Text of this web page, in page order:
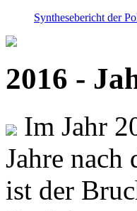
Synthesebericht der
2016 -
Im Jahr
Jahre
ist der